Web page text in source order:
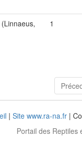
(Linnaeus,
1
| Site www.ra-na.fr |
Portail des Reptiles